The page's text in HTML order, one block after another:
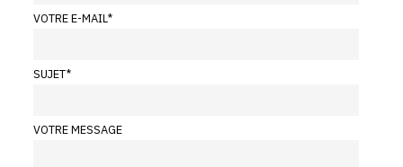
VOTRE E-MAIL*
SUJET*
VOTRE MESSAGE